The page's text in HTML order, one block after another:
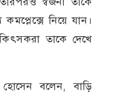
নিয়ে যান।
তাকে দেখে
বলেন, বাড়ি